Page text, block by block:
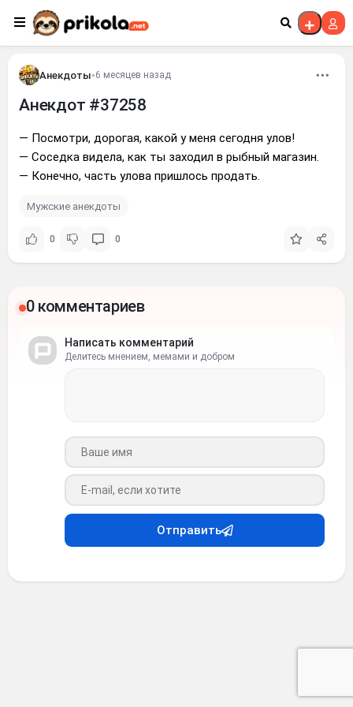
Перейти к контенту
Анекдоты•6 месяцев назад
Анекдот #37258
— Посмотри, дорогая, какой у меня сегодня улов!
— Соседка видела, как ты заходил в рыбный магазин.
— Конечно, часть улова пришлось продать.
Мужские анекдоты
0 0
0 комментариев
Написать комментарий
Делитесь мнением, мемами и добром
Ваше имя
Ваш e-mail
Отправить